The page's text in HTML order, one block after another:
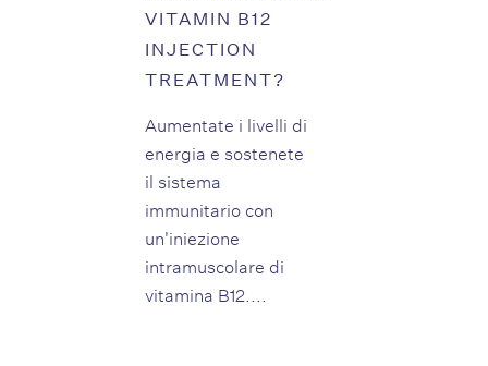
VITAMIN B12
INJECTION
TREATMENT?
Aumentate i livelli di
energia e sostenete
il sistema
immunitario con
un'iniezione
intramuscolare di
vitamina B12....